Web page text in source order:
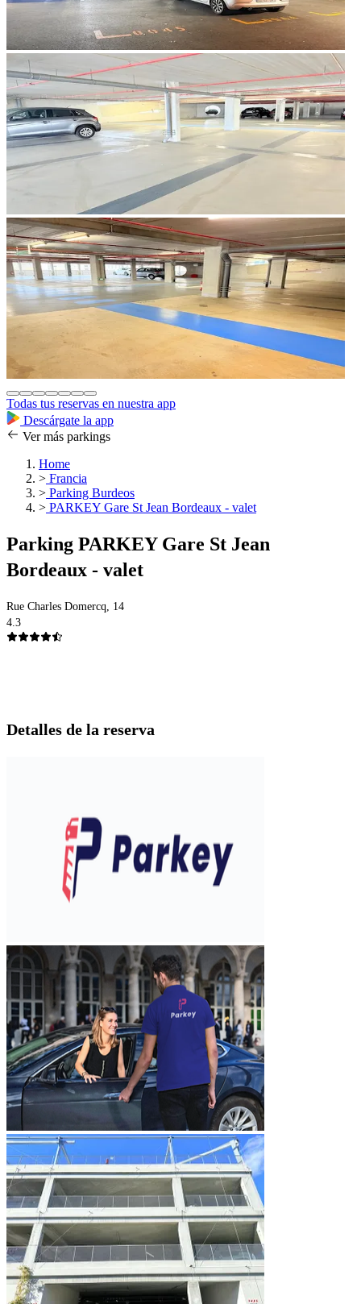
Todas tus reservas en nuestra app
Descárgate la app
Ver más parkings
Home
> Francia
> Parking Burdeos
> PARKEY Gare St Jean Bordeaux - valet
Parking PARKEY Gare St Jean
Bordeaux - valet
Rue Charles Domercq, 14
4.3
Detalles de la reserva